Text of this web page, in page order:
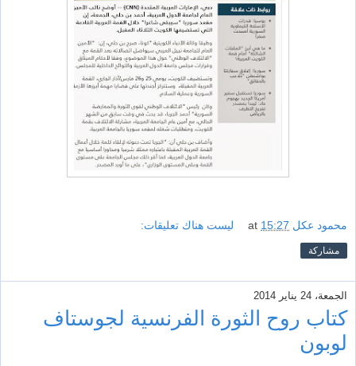
محمود عكل at 15:27 ليست هناك تعليقات:
مشاركة
الجمعة، 24 يناير 2014
كتاب روح الثورة الفرنسية لجوستاف
لوبون